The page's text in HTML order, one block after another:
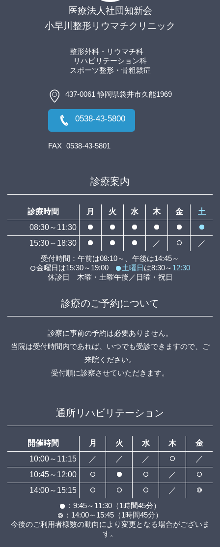
医療法人社団知新会
小早川整形リウマチクリニック
整形外科・リウマチ科
リハビリテーション科
スポーツ整形 ・骨粗鬆症
437-0061 静岡県袋井市久能1969
0538-43-5800
FAX 0538-43-5801
診療案内
診療時間 月 火 水 木 金
土
08:30～11:30
15:30～18:30
／
／
受付時間：午前は08:10～、午後は14:45～
金曜日は15:30～19:00
土曜日は8:30～ 12:30
休診日 木曜・土曜午後／日曜・祝日
診療のご予約について
診察に事前の予約は必要ありません。
当院は受付時間内であれば、いつでも受診できますので、ご
来院ください。
受付順に診察させていただきます。
通所リハビリテーション
開催時間 月 火 水 木
金
10:00～11:15
／ ／ ／
／
10:45～12:00
／
14:00～15:15
／
：9:45～11:30（1時間45分）
：14:00～15:45（1時間45分）
今後のご利用者様数の動向により変更となる場合がございま
す。